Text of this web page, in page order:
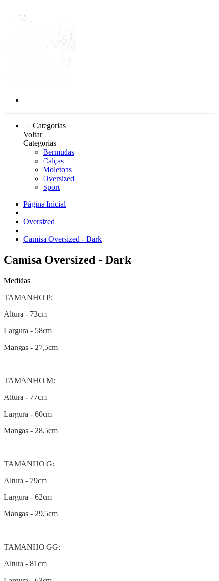
Categorias
Voltar
Categorias
Bermudas
Calças
Moletons
Oversized
Sport
Página Inicial
Oversized
Camisa Oversized - Dark
Camisa Oversized - Dark
Medidas
TAMANHO P:
Altura - 73cm
Largura - 58cm
Mangas - 27,5cm
TAMANHO M:
Altura - 77cm
Largura - 60cm
Mangas - 28,5cm
TAMANHO G:
Altura - 79cm
Largura - 62cm
Mangas - 29,5cm
TAMANHO GG:
Altura - 81cm